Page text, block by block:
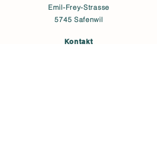
Emil-Frey-Strasse
5745 Safenwil
Kontakt